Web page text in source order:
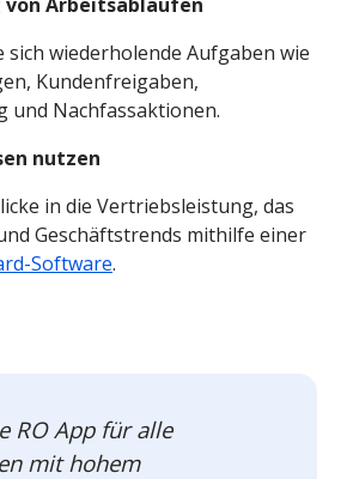
sich wiederholende Aufgaben wie
Kundenfreigaben,
und Nachfassaktionen.
nutzen
in die Vertriebsleistung, das
Geschäftstrends mithilfe einer
Software.
RO App für alle
mit hohem